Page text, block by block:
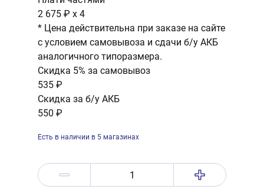
2 675 ₽ x 4
* Цена действительна при заказе на сайте
с условием самовывоза и сдачи б/у АКБ
аналогичного типоразмера.
Скидка 5% за самовывоз
535 ₽
Скидка за б/у АКБ
550 ₽
Есть в наличии в 5 магазинах